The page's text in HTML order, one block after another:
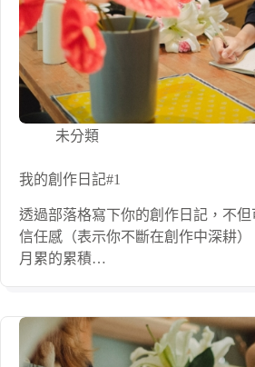
未分類
我的創作日記#1
透過部落格寫下你的創作日記，不
信任感（表示你不斷在創作中深耕
月累的累積…